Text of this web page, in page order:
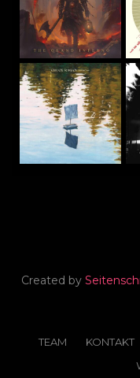
Created by
TEAM KONTAKT